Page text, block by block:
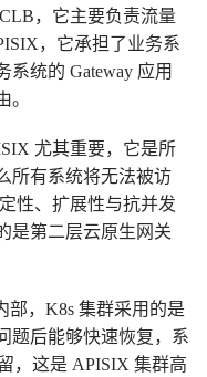
，它主要负责流量
，它承担了业务系
统的 Gateway 应用
。
尤其重要，它是所
所有系统将无法被访
性、扩展性与抗并发
是第二层云原生网关
部，K8s 集群采用的是
题后能够快速恢复，系
，这是 APISIX 集群高